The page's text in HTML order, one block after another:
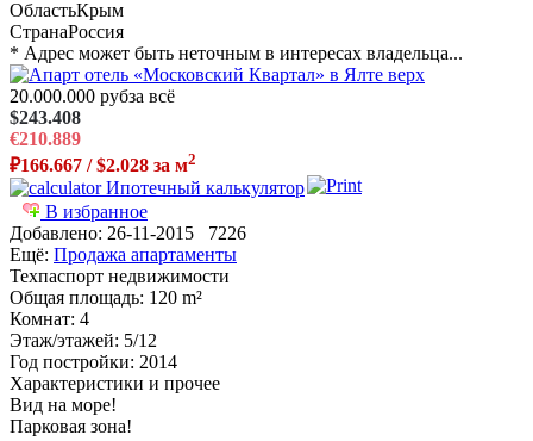
ОбластьКрым
СтранаРоссия
* Адрес может быть неточным в интересах владельца...
20.000.000 рубза всё
$243.408
€210.889
₽166.667 / $2.028 за м2
Ипотечный калькулятор
В избранное
Добавлено: 26-11-2015 7226
Ещё: Продажа апартаменты
Техпаспорт недвижимости
Общая площадь: 120 m²
Комнат: 4
Этаж/этажей: 5/12
Год постройки: 2014
Характеристики и прочее
Вид на море!
Парковая зона!